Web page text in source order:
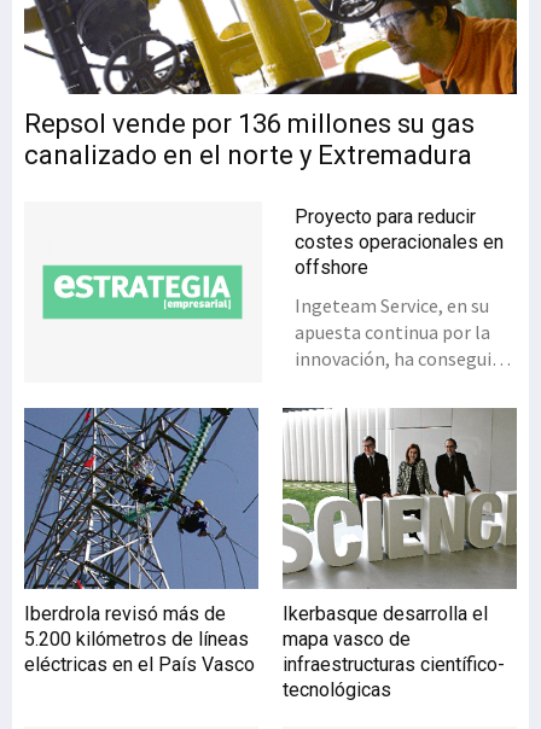
Repsol vende por 136 millones su gas
canalizado en el norte y Extremadura
Proyecto para reducir
costes operacionales en
offshore
Ingeteam Service, en su
apuesta continua por la
innovación, ha conseguido
proyecto de I+D orientado
al incremento de la
competitividad de la
energía eólica offshore,
que ha sido concedido por
el Ministerio de Economía
y Competitividad. En
de investigación Tecnalia,
con este proyecto se
conseguirá una reducción
en los costes
Iberdrola revisó más de
5.200 kilómetros de líneas
eléctricas en el País Vasco
Ikerbasque desarrolla el
mapa vasco de
infraestructuras científico-
tecnológicas